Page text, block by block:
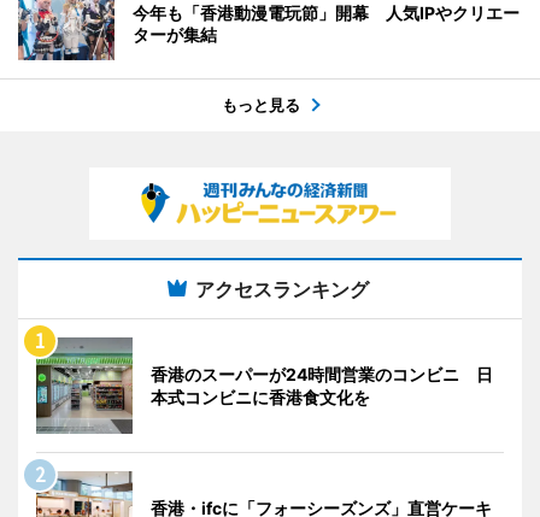
今年も「香港動漫電玩節」開幕 人気IPやクリエー
ターが集結
もっと見る
アクセスランキング
香港のスーパーが24時間営業のコンビニ 日
本式コンビニに香港食文化を
香港・ifcに「フォーシーズンズ」直営ケーキ